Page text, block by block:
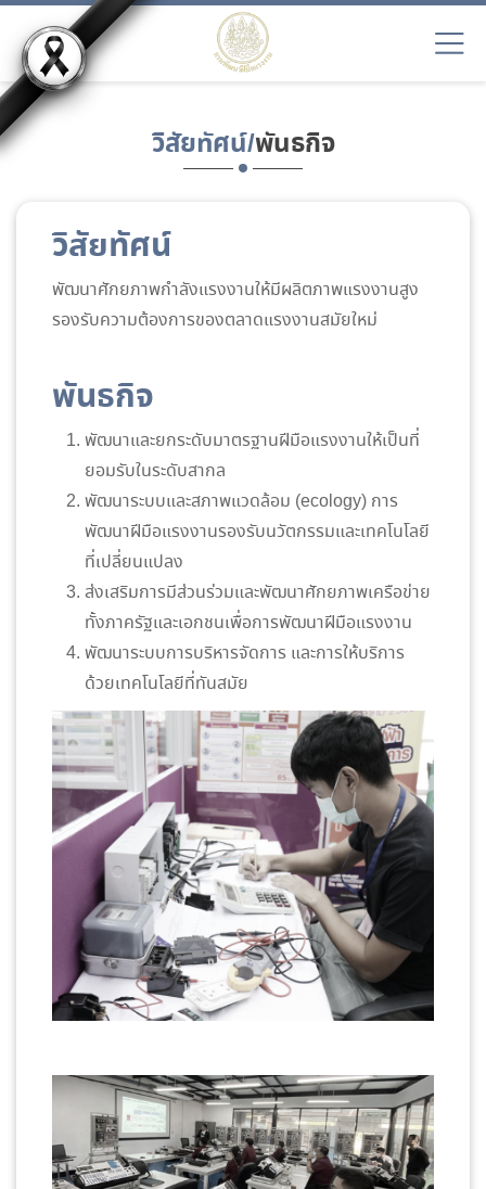
วิสัยทัศน์/พันธกิจ
วิสัยทัศน์
พัฒนาศักยภาพกำลังแรงงานให้มีผลิตภาพแรงงานสูง
รองรับความต้องการของตลาดแรงงานสมัยใหม่
พันธกิจ
พัฒนาและยกระดับมาตรฐานฝีมือแรงงานให้เป็นที่
ยอมรับในระดับสากล
พัฒนาระบบและสภาพแวดล้อม (ecology) การ
พัฒนาฝีมือแรงงานรองรับนวัตกรรมและเทคโนโลยี
ที่เปลี่ยนแปลง
ส่งเสริมการมีส่วนร่วมและพัฒนาศักยภาพเครือข่าย
ทั้งภาครัฐและเอกชนเพื่อการพัฒนาฝีมือแรงงาน
พัฒนาระบบการบริหารจัดการ และการให้บริการ
ด้วยเทคโนโลยีที่ทันสมัย